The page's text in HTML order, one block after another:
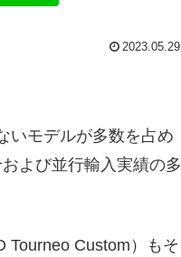
2023.05.29
いモデルが多数を占め
よび並行輸入実績の多
Tourneo Custom）もそ